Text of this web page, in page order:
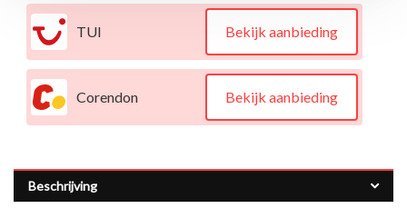
TUI Bekijk aanbieding
Corendon Bekijk aanbieding
Beschrijving